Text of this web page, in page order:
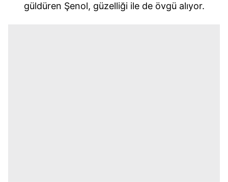
güldüren Şenol, güzelliği ile de övgü alıyor.